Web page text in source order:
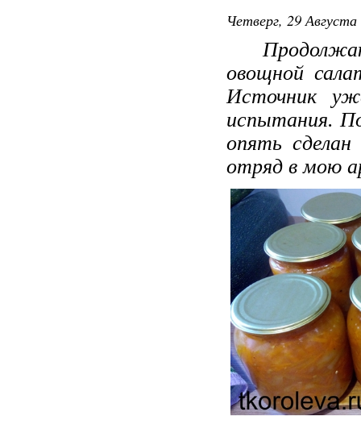
Четверг, 29
Продолжаю
овощной
Источник
испытания.
опять
отряд в мою